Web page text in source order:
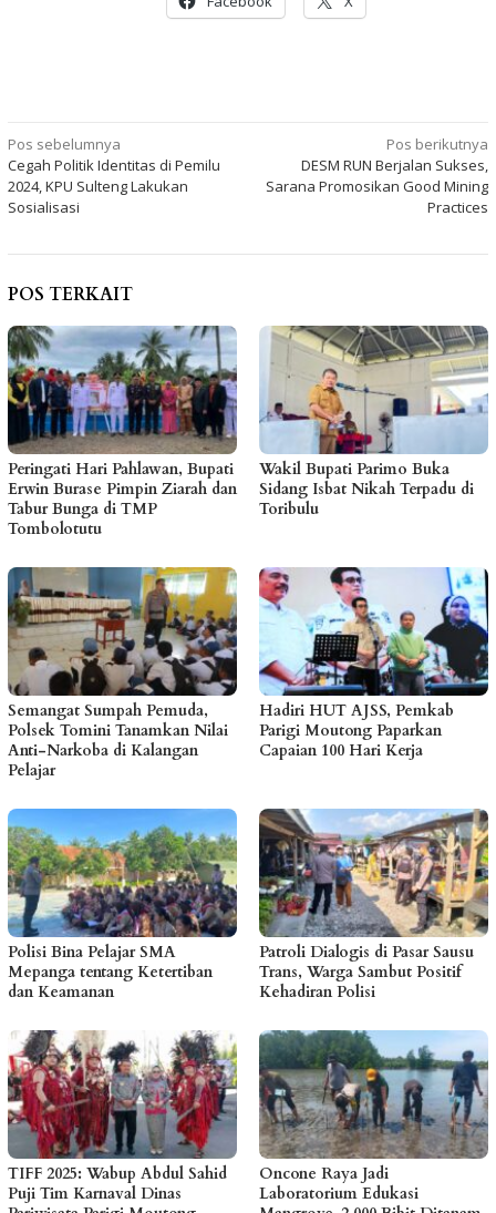
Navigasi
pos
Pos sebelumnya
Cegah Politik Identitas di Pemilu
2024, KPU Sulteng Lakukan
Sosialisasi
Pos berikutnya
DESM RUN Berjalan Sukses,
Sarana Promosikan Good Mining
Practices
POS TERKAIT
Peringati Hari Pahlawan, Bupati
Erwin Burase Pimpin Ziarah dan
Tabur Bunga di TMP
Tombolotutu
Wakil Bupati Parimo Buka
Sidang Isbat Nikah Terpadu di
Toribulu
Semangat Sumpah Pemuda,
Polsek Tomini Tanamkan Nilai
Anti-Narkoba di Kalangan
Pelajar
Hadiri HUT AJSS, Pemkab
Parigi Moutong Paparkan
Capaian 100 Hari Kerja
Polisi Bina Pelajar SMA
Mepanga tentang Ketertiban
dan Keamanan
Patroli Dialogis di Pasar Sausu
Trans, Warga Sambut Positif
Kehadiran Polisi
TIFF 2025: Wabup Abdul Sahid
Puji Tim Karnaval Dinas
Oncone Raya Jadi
Laboratorium Edukasi